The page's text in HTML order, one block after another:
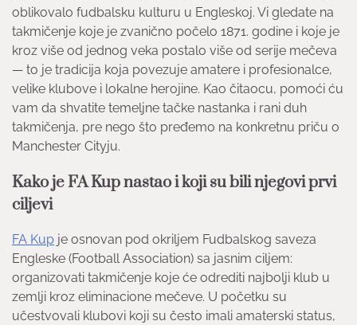
oblikovalo fudbalsku kulturu u Engleskoj. Vi gledate na
takmičenje koje je zvanično počelo 1871. godine i koje je
kroz više od jednog veka postalo više od serije mečeva
— to je tradicija koja povezuje amatere i profesionalce,
velike klubove i lokalne herojine. Kao čitaocu, pomoći ću
vam da shvatite temeljne tačke nastanka i rani duh
takmičenja, pre nego što pređemo na konkretnu priču o
Manchester Cityju.
Kako je FA Kup nastao i koji su bili njegovi prvi
ciljevi
FA Kup je osnovan pod okriljem Fudbalskog saveza
Engleske (Football Association) sa jasnim ciljem:
organizovati takmičenje koje će odrediti najbolji klub u
zemlji kroz eliminacione mečeve. U početku su
učestvovali klubovi koji su često imali amaterski status,